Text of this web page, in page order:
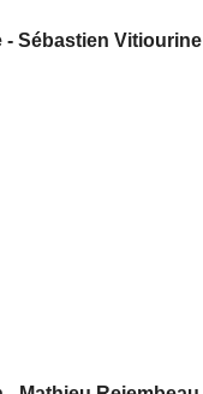
- Sébastien Vitiourine